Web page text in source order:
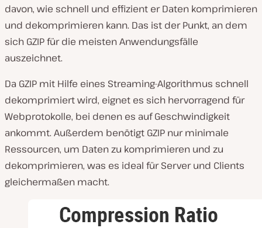
davon, wie schnell und effizient er Daten komprimieren
und dekomprimieren kann. Das ist der Punkt, an dem
sich GZIP für die meisten Anwendungsfälle
auszeichnet.
Da GZIP mit Hilfe eines Streaming-Algorithmus schnell
dekomprimiert wird, eignet es sich hervorragend für
Webprotokolle, bei denen es auf Geschwindigkeit
ankommt. Außerdem benötigt GZIP nur minimale
Ressourcen, um Daten zu komprimieren und zu
dekomprimieren, was es ideal für Server und Clients
gleichermaßen macht.